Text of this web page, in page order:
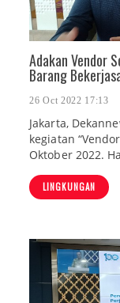
Adakan Vendor
Barang
26 Oct 2022 17:13
Jakarta,
kegiatan
Oktober 2022.
LINGKUNGAN